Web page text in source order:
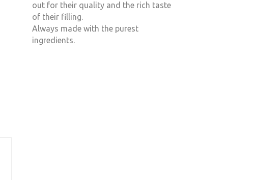
out for their quality and the rich taste
of their filling.
Always made with the purest
ingredients.